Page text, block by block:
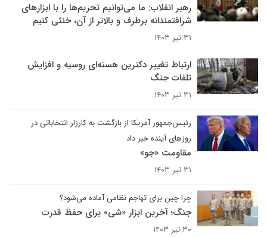
رهبر انقلاب: ما می‌توانیم تحریم‌ها را با ابزارهای
شرافتمندانه برطرف و بالاتر از آن، خنثی کنیم
۳۱ تیر ۱۴۰۳
ارتباط تغییر دکترین هسته‌ای روسیه و افزایش
تلفات جنگ
۳۱ تیر ۱۴۰۳
رئیس‌جمهور آمریکا از بازگشت به کارزار انتخاباتی در
روزهای آینده خبر داد
مقاومت «جو»
۳۱ تیر ۱۴۰۳
چرا چین برای تهاجم نظامی آماده می‌شود؟
جنگ؛ آخرین ابزار «شی» برای حفظ قدرت
۳۰ تیر ۱۴۰۳